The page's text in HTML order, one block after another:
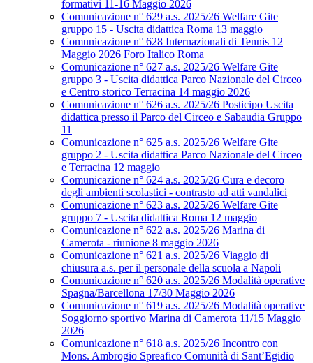
formativi 11-16 Maggio 2026
Comunicazione n° 629 a.s. 2025/26 Welfare Gite
gruppo 15 - Uscita didattica Roma 13 maggio
Comunicazione n° 628 Internazionali di Tennis 12
Maggio 2026 Foro Italico Roma
Comunicazione n° 627 a.s. 2025/26 Welfare Gite
gruppo 3 - Uscita didattica Parco Nazionale del Circeo
e Centro storico Terracina 14 maggio 2026
Comunicazione n° 626 a.s. 2025/26 Posticipo Uscita
didattica presso il Parco del Circeo e Sabaudia Gruppo
11
Comunicazione n° 625 a.s. 2025/26 Welfare Gite
gruppo 2 - Uscita didattica Parco Nazionale del Circeo
e Terracina 12 maggio
Comunicazione n° 624 a.s. 2025/26 Cura e decoro
degli ambienti scolastici - contrasto ad atti vandalici
Comunicazione n° 623 a.s. 2025/26 Welfare Gite
gruppo 7 - Uscita didattica Roma 12 maggio
Comunicazione n° 622 a.s. 2025/26 Marina di
Camerota - riunione 8 maggio 2026
Comunicazione n° 621 a.s. 2025/26 Viaggio di
chiusura a.s. per il personale della scuola a Napoli
Comunicazione n° 620 a.s. 2025/26 Modalità operative
Spagna/Barcellona 17/30 Maggio 2026
Comunicazione n° 619 a.s. 2025/26 Modalità operative
Soggiorno sportivo Marina di Camerota 11/15 Maggio
2026
Comunicazione n° 618 a.s. 2025/26 Incontro con
Mons. Ambrogio Spreafico Comunità di Sant’Egidio